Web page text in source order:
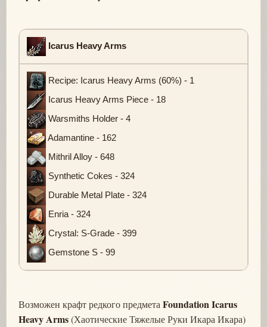
Icarus Heavy Arms
Recipe: Icarus Heavy Arms (60%) - 1
Icarus Heavy Arms Piece - 18
Warsmiths Holder - 4
Adamantine - 162
Mithril Alloy - 648
Synthetic Cokes - 324
Durable Metal Plate - 324
Enria - 324
Crystal: S-Grade - 399
Gemstone S - 99
Возможен крафт редкого предмета Foundation Icarus
Heavy Arms(Хаотические Тяжелые Руки Икара Икара)